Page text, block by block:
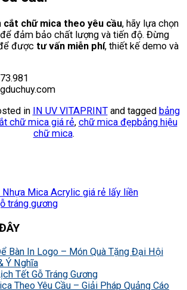
cắt chữ mica theo yêu cầu, hãy lựa chọn
đảm bảo chất lượng và tiến độ. Đừng
được tư vấn miễn phí, thiết kế demo và
in
IN UV VITAPRINTand tagged bảng
chữ mica giá rẻ, chữ mica đẹpbảng hiệu
chữ mica.
Nhựa Mica Acrylic giá rẻ lấy liền
tráng gương
Bàn In Logo – Món Quà Tặng Đại Hội
Ý Nghĩa
Tết Gỗ Tráng Gương
Theo Yêu Cầu – Giải Pháp Quảng Cáo